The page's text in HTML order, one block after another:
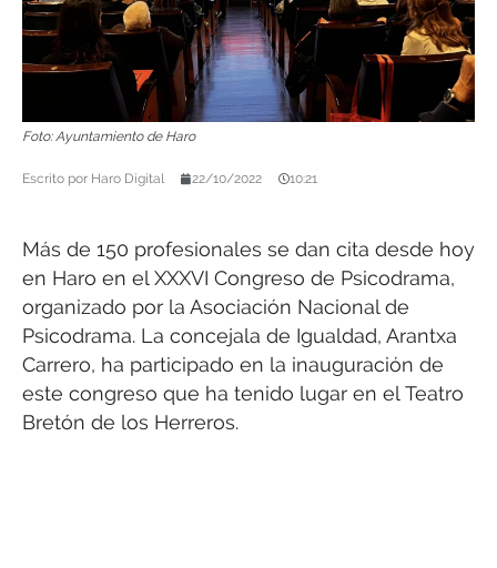
Foto: Ayuntamiento de Haro
Escrito por Haro Digital 22/10/2022 10:21
Más de 150 profesionales se dan cita desde hoy
en Haro en el XXXVI Congreso de Psicodrama,
organizado por la Asociación Nacional de
Psicodrama. La concejala de Igualdad, Arantxa
Carrero, ha participado en la inauguración de
este congreso que ha tenido lugar en el Teatro
Bretón de los Herreros.